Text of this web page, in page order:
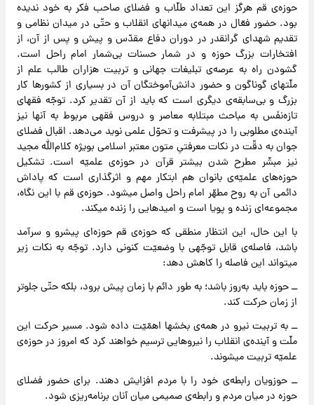
حوزه‌ی قم هرگز این تعداد طلّاب و فضلای صاحب فکر به خود ندیده
بود. حضور فعّال در همه‌ی میدانهای انقلاب و حتّی در میدان نظامی و
تقدیم شهدای گرانقدر در دوران دفاع مقدّس و پیش و پس از آن، از
افتخارات بزرگ حوزه و در شمار حسنات بی‌شمار امام راحل است.
گشودن راه به عرصه‌ی تبلیغات جهانی و تربیت هزاران طالب علم از
ملّتهای گوناگون و حضور دانش‌آموختگان آن در بسیاری از کشورها کار
بزرگ و بی‌سابقه‌ی دیگری است که باید از آن تقدیر کرد. توجّه فقهای
تازه‌نفَس به مباحث مبتلا‌به معاصر و دروس فقهی مربوط به آنها نیز
آینده‌ی مطلوبی را در پیشرفت و تحوّل علمی نوید می‌دهد. اقبال فضلای
جوان به دقّت در نکات معرفتیِ متون معتبر اسلامی بویژه کلام‌الله مجید
نیز مبشّر ‌مطرح شدن بیشتر قرآن در حوزه‌ی علمیّه است. تشکیل
حوزه‌های علمیّه‌ی بانوان هم ابتکار مهم و اثرگذاری است که پاداش
دائمی آن به روح مطهّر امام راحل واصل میشود. حوزه‌ی قم با این نگاه،
مجموعه‌ای زنده و پویا است و امیدهایی را زنده میکند.
با این حال، این انتظار منطقی که حوزه‌ی قم حوزه‌ای پیشرو و سرآمد
باشد، فاصله‌ی قابل توجّهی با وضعیّت کنونی دارد. توجّه به نکات زیر
میتواند این فاصله را کاهش دهد:
ــ حوزه باید به‌روز باشد؛ به طور دائم با زمان پیش برود، بلکه حتّی جلوتر
از زمان حرکت کند.
ــ به تربیت نیرو در همه‌ی بخشها اهمّیّت داده شود. مسیر حرکت این
ملّت و آینده‌ی انقلاب را نیروهایی ترسیم خواهند کرد که امروز در حوزه‌ی
علمیّه تربیت میشوند.
ــ حوزویان رابطه‌ی خود را با مردم افزایش دهند. برای حضور فضلای
حوزه در میان مردم و رابطه‌ی صمیمی میان آنان برنامه‌ریزی شود.